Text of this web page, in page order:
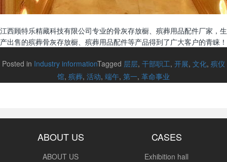
江西顾特乐精藏科技有限公司专业的骨灰存放橱、殡葬用品配件厂家，生
产出售的殡葬骨灰存放橱、殡葬用品配件等产品得到了广大客户的青睐！
Posted in Industry informationTagged 层层, 干部职工, 开展, 文化, 殡仪
馆, 殡葬, 活动, 端午, 第一, 革命事业
ABOUT US
ABOUT US
CASES
Exhibition hall